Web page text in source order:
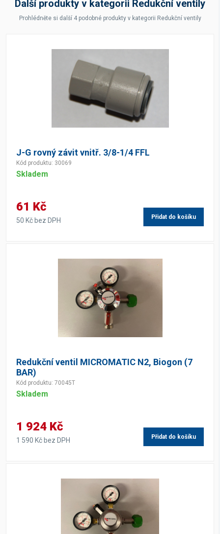
Další produkty v kategorii Redukční ventily
Prohlédněte si další 4 podobné produkty v kategorii Redukční ventily
J-G rovný závit vnitř. 3/8-1/4 FFL
Kód produktu: 30069
Skladem
61 Kč
50 Kč bez DPH Přidat do košíku
Redukční ventil MICROMATIC N2, Biogon (7
BAR)
Kód produktu: 70045T
Skladem
1 924 Kč
1 590 Kč bez DPH Přidat do košíku